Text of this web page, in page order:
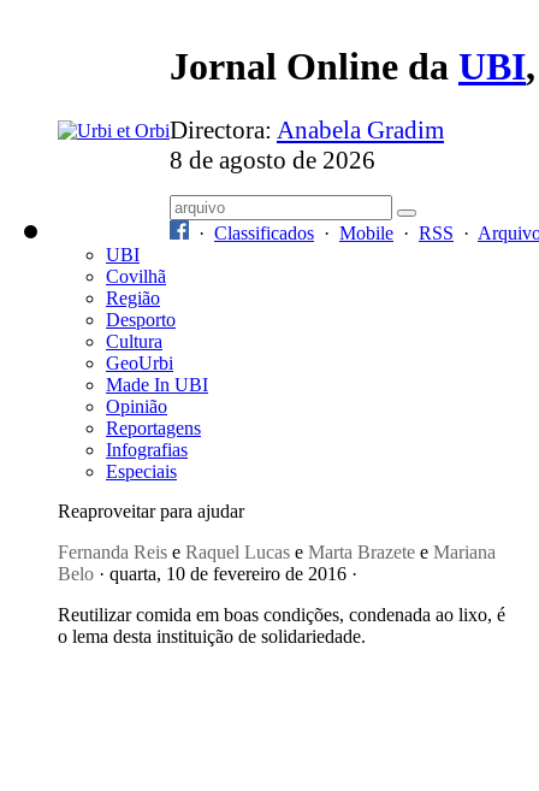
Jornal Online da UBI
Directora: Anabela Gradim
8 de agosto de 2026
· Classificados · Mobile · RSS ·
UBI
Covilhã
Região
Desporto
Cultura
GeoUrbi
Made In UBI
Opinião
Reportagens
Infografias
Especiais
Reaproveitar para ajudar
Fernanda Reis e Raquel Lucas e Marta Brazete e Mariana
Belo · quarta, 10 de fevereiro de 2016 ·
Reutilizar comida em boas condições, condenada ao lixo, é
o lema desta instituição de solidariedade.